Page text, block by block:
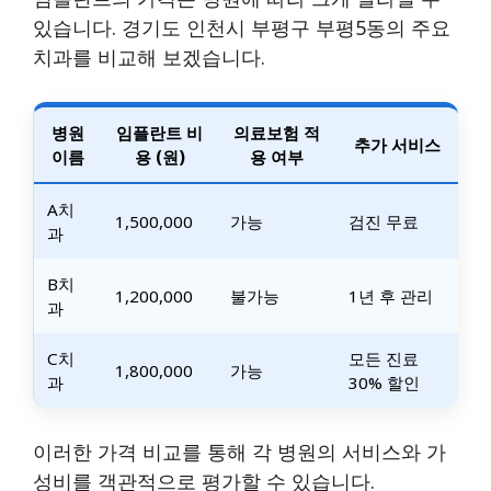
있습니다. 경기도 인천시 부평구 부평5동의 주요
치과를 비교해 보겠습니다.
병원
이름
임플란트 비
용 (원)
의료보험 적
용 여부
추가 서비스
A치
과
1,500,000 가능 검진 무료
B치
과
1,200,000 불가능 1년 후 관리
C치
과
1,800,000 가능
모든 진료
30% 할인
이러한 가격 비교를 통해 각 병원의 서비스와 가
성비를 객관적으로 평가할 수 있습니다.